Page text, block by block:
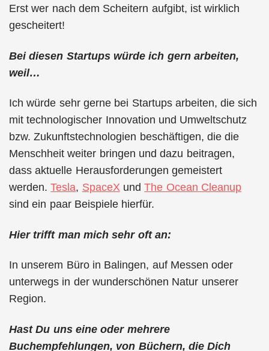
Erst wer nach dem Scheitern aufgibt, ist wirklich
gescheitert!
Bei diesen Startups würde ich gern arbeiten,
weil…
Ich würde sehr gerne bei Startups arbeiten, die sich
mit technologischer Innovation und Umweltschutz
bzw. Zukunftstechnologien beschäftigen, die die
Menschheit weiter bringen und dazu beitragen,
dass aktuelle Herausforderungen gemeistert
werden.Tesla, SpaceXundThe Ocean Cleanup
sind ein paar Beispiele hierfür.
Hier trifft man mich sehr oft an:
In unserem Büro in Balingen, auf Messen oder
unterwegs in der wunderschönen Natur unserer
Region.
Hast Du uns eine oder mehrere
Buchempfehlungen, von Büchern, die Dich